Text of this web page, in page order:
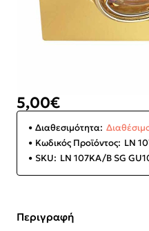
5,00€
Διαθεσιμότητα:
Κωδικός Προϊόντος: LN
SKU: LN 107KA/B SG
Περιγραφή